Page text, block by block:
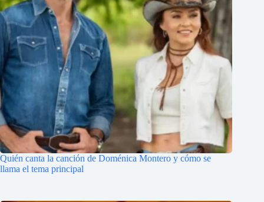
Quién canta la canción de Doménica Montero y cómo se
llama el tema principal